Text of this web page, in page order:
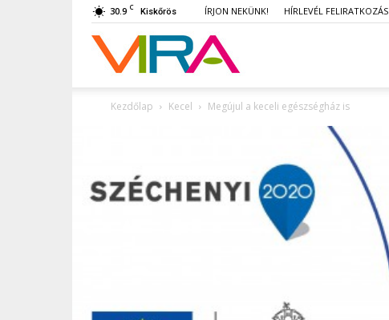
30.9 C Kiskőrös ÍRJON NEKÜNK! HÍRLEVÉL FELIRATKOZÁS
VIRA
Kezdőlap Kecel Megújul a keceli egészségház is